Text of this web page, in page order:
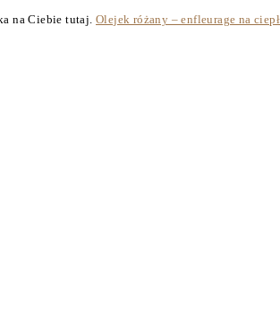
na Ciebie tutaj. Olejek różany – enfleurage na